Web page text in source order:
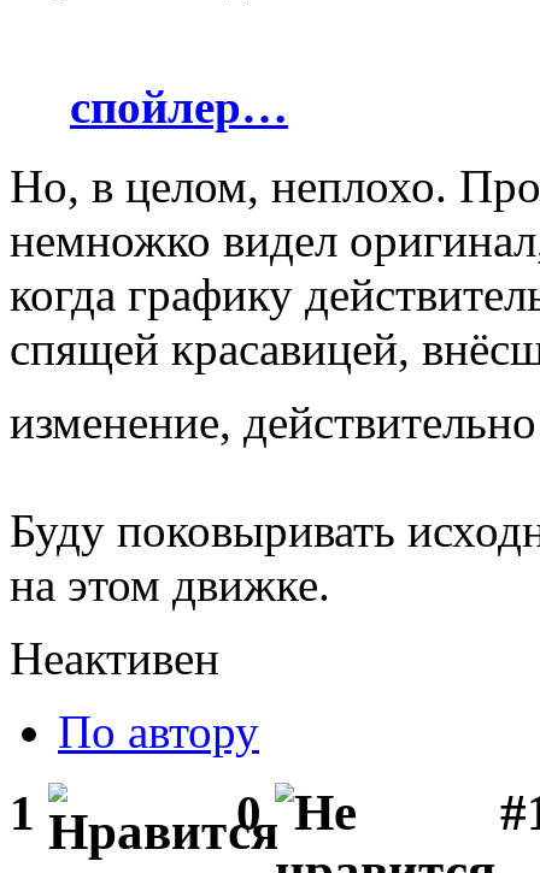
спойлер…
Но, в целом, неплохо.
немножко видел
когда графику
спящей красавицей,
изменение,
Буду поковыривать
на этом движке.
Неактивен
По автору
1 0